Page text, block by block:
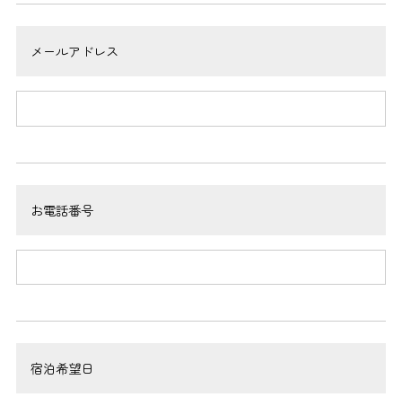
メールアドレス
お電話番号
宿泊希望日